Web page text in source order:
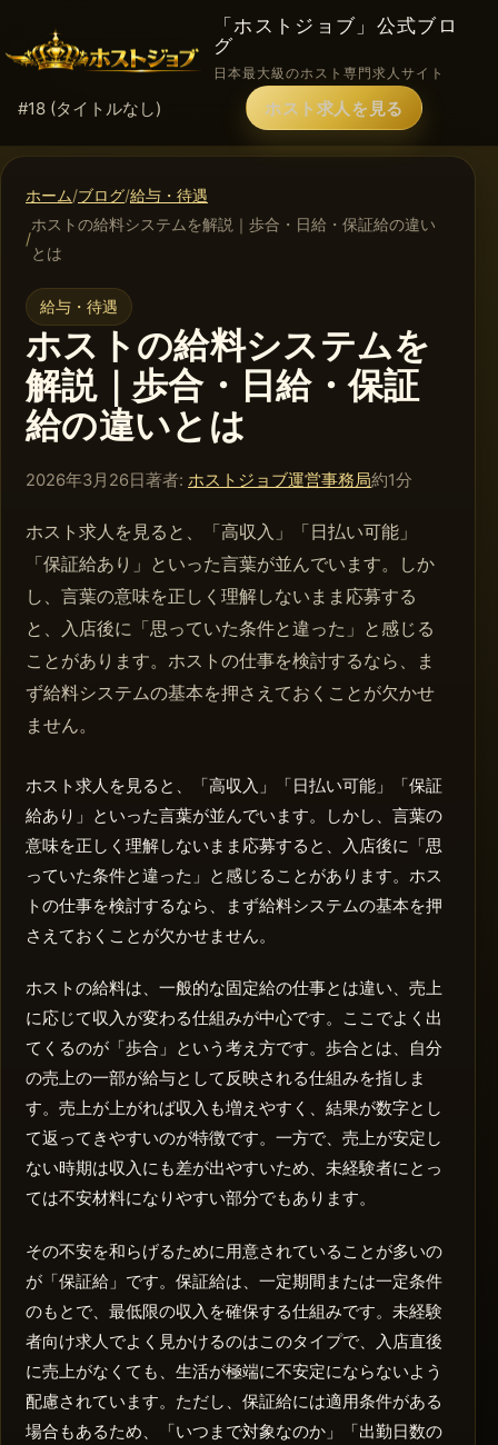
「ホストジョブ」公式ブロ
グ
日本最大級のホスト専門求人サイト
#18 (タイトルなし) ホスト求人を見る
ホーム ブログ 給与・待遇
ホストの給料システムを解説｜歩合・日給・保証給の違い
とは
給与・待遇
ホストの給料システムを
解説｜歩合・日給・保証
給の違いとは
2026年3月26日2026年4月8日
著者: ホストジョブ運営事務局約1分
ホスト求人を見ると、「高収入」「日払い可能」
「保証給あり」といった言葉が並んでいます。しか
し、言葉の意味を正しく理解しないまま応募する
と、入店後に「思っていた条件と違った」と感じる
ことがあります。ホストの仕事を検討するなら、ま
ず給料システムの基本を押さえておくことが欠かせ
ません。
ホスト求人を見ると、「高収入」「日払い可能」「保証
給あり」といった言葉が並んでいます。しかし、言葉の
意味を正しく理解しないまま応募すると、入店後に「思
っていた条件と違った」と感じることがあります。ホス
トの仕事を検討するなら、まず給料システムの基本を押
さえておくことが欠かせません。
ホストの給料は、一般的な固定給の仕事とは違い、売上
に応じて収入が変わる仕組みが中心です。ここでよく出
てくるのが「歩合」という考え方です。歩合とは、自分
の売上の一部が給与として反映される仕組みを指しま
す。売上が上がれば収入も増えやすく、結果が数字とし
て返ってきやすいのが特徴です。一方で、売上が安定し
ない時期は収入にも差が出やすいため、未経験者にとっ
ては不安材料になりやすい部分でもあります。
その不安を和らげるために用意されていることが多いの
が「保証給」です。保証給は、一定期間または一定条件
のもとで、最低限の収入を確保する仕組みです。未経験
者向け求人でよく見かけるのはこのタイプで、入店直後
に売上がなくても、生活が極端に不安定にならないよう
配慮されています。ただし、保証給には適用条件がある
場合もあるため、「いつまで対象なのか」「出勤日数の